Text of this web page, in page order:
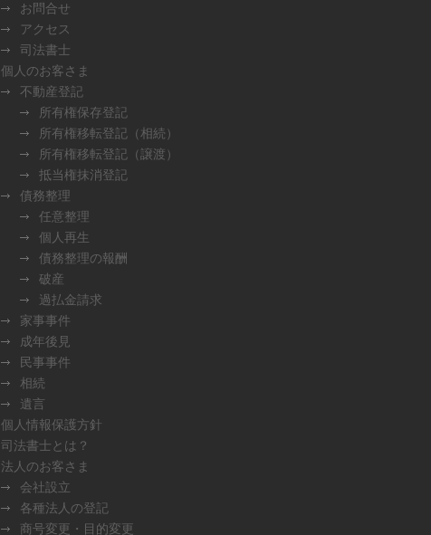
お問合せ
アクセス
司法書士
個人のお客さま
不動産登記
所有権保存登記
所有権移転登記（相続）
所有権移転登記（譲渡）
抵当権抹消登記
債務整理
任意整理
個人再生
債務整理の報酬
破産
過払金請求
家事事件
成年後見
民事事件
相続
遺言
個人情報保護方針
司法書士とは？
法人のお客さま
会社設立
各種法人の登記
商号変更・目的変更